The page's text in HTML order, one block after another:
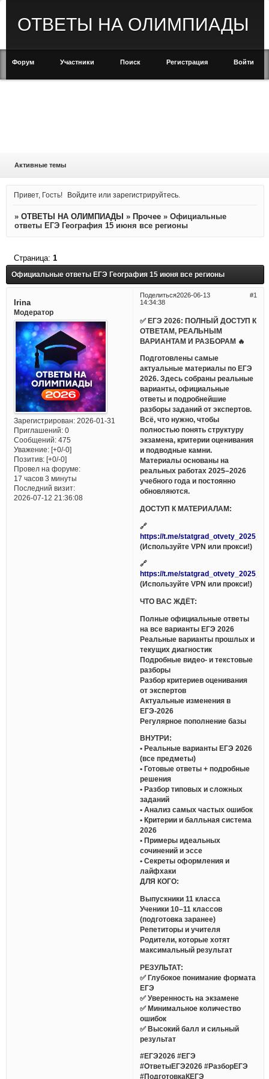
ОТВЕТЫ НА ОЛИМПИАДЫ
Форум Участники Поиск Регистрация Войти
Активные темы
Привет, Гость! Войдите илизарегистрируйтесь
» ОТВЕТЫ НА ОЛИМПИАДЫ » Прочее » Официальные
ответы ЕГЭ География 15 июня все регионы
Официальные ответы ЕГЭ География 15 июня все регионы
Страница: 1
Поделиться 1
2026-06-13
14:34:38
Irina
Модератор
Зарегистрирован: 2026-01-31
Приглашений:0
Сообщений:475
Уважение: [+0/-0]
Позитив: [+0/-0]
Провел на форуме:
17 часов 3 минуты
Последний визит:
2026-07-12 21:36:08
✅ ЕГЭ 2026: ПОЛНЫЙ ДОСТУП К
ОТВЕТАМ, РЕАЛЬНЫМ
ВАРИАНТАМ И РАЗБОРАМ 🔥
Подготовлены самые
актуальные материалы по ЕГЭ
2026. Здесь собраны реальные
варианты, официальные
ответы и подробнейшие
разборы заданий от экспертов.
Всё, что нужно, чтобы
полностью понять структуру
экзамена, критерии оценивания
и подводные камни.
Материалы основаны на
реальных работах 2025–2026
учебного года и постоянно
обновляются.
ДОСТУП К МАТЕРИАЛАМ:
🔗
https://t.me/
(Используйте VPN или прокси!)
🔗
https://t.me/
(Используйте VPN или прокси!)
ЧТО ВАС ЖДЁТ:
Полные официальные ответы
на все варианты ЕГЭ 2026
Реальные варианты прошлых и
текущих диагностик
Подробные видео- и текстовые
разборы
Разбор критериев оценивания
от экспертов
Актуальные изменения в
ЕГЭ-2026
Регулярное пополнение базы
ВНУТРИ:
• Реальные варианты ЕГЭ 2026
(все предметы)
• Готовые ответы + подробные
решения
• Разбор типовых и сложных
заданий
• Анализ самых частых ошибок
• Критерии и балльная система
2026
• Примеры идеальных
сочинений и эссе
• Секреты оформления и
лайфхаки
ДЛЯ КОГО:
Выпускники 11 класса
Ученики 10–11 классов
(подготовка заранее)
Репетиторы и учителя
Родители, которые хотят
максимальный результат
РЕЗУЛЬТАТ:
✅ Глубокое понимание формата
ЕГЭ
✅ Уверенность на экзамене
✅ Минимальное количество
ошибок
✅ Высокий балл и сильный
результат
#ЕГЭ2026 #ЕГЭ
#ОтветыЕГЭ2026 #РазборЕГЭ
#ПодготовкаКЕГЭ